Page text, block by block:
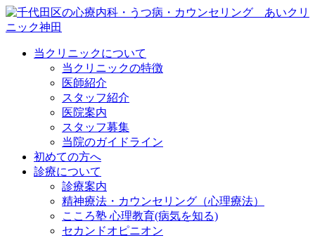
当クリニックについて
当クリニックの特徴
医師紹介
スタッフ紹介
医院案内
スタッフ募集
当院のガイドライン
初めての方へ
診療について
診療案内
精神療法・カウンセリング（心理療法）
こころ塾 心理教育(病気を知る)
セカンドオピニオン